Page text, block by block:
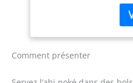
Comment présenter